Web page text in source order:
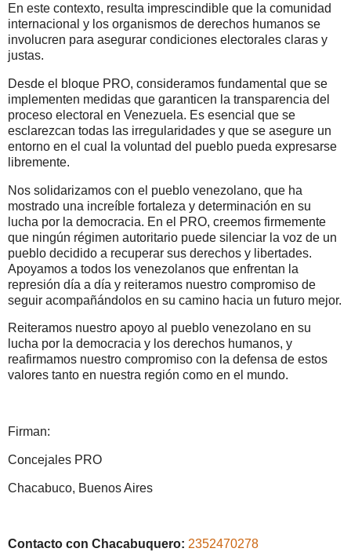
En este contexto, resulta imprescindible que la comunidad
internacional y los organismos de derechos humanos se
involucren para asegurar condiciones electorales claras y
justas.
Desde el bloque PRO, consideramos fundamental que se
implementen medidas que garanticen la transparencia del
proceso electoral en Venezuela. Es esencial que se
esclarezcan todas las irregularidades y que se asegure un
entorno en el cual la voluntad del pueblo pueda expresarse
libremente.
Nos solidarizamos con el pueblo venezolano, que ha
mostrado una increíble fortaleza y determinación en su
lucha por la democracia. En el PRO, creemos firmemente
que ningún régimen autoritario puede silenciar la voz de un
pueblo decidido a recuperar sus derechos y libertades.
Apoyamos a todos los venezolanos que enfrentan la
represión día a día y reiteramos nuestro compromiso de
seguir acompañándolos en su camino hacia un futuro mejor.
Reiteramos nuestro apoyo al pueblo venezolano en su
lucha por la democracia y los derechos humanos, y
reafirmamos nuestro compromiso con la defensa de estos
valores tanto en nuestra región como en el mundo.
Firman:
Concejales PRO
Chacabuco, Buenos Aires
Contacto con Chacabuquero: 2352470278